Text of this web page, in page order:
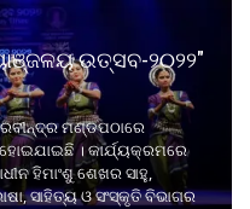
ଉତ୍ସବ-୨୦୨୨"
ମଣ୍ଡପଠାରେ
। କାର୍ଯ୍ୟକ୍ରମରେ
ହିମାଂଶୁ ଶେଖର ସାହୁ,
ସାହିତ୍ୟ ଓ ସଂସ୍କୃତି ବିଭାଗର